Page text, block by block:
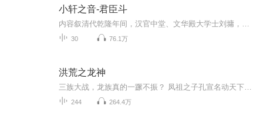
小轩之音-君臣斗
30 76.1万
洪荒之龙神
244 264.4万